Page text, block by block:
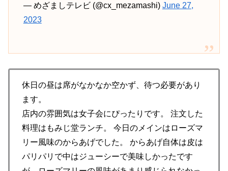
— めざましテレビ (@cx_mezamashi) June 27,
2023
休日の昼は席がなかなか空かず、待つ必要があり
ます。
店内の雰囲気は女子会にぴったりです。 注文した
料理はもみじ堂ランチ。 今日のメインはローズマ
リー風味のからあげでした。 からあげ自体は皮は
パリパリで中はジューシーで美味しかったです